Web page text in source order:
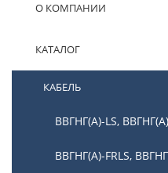
О КОМПАНИИ
КАТАЛОГ
КАБЕЛЬ
ВВГНГ(А)-LS,
ВВГНГ(А)-FRLS,